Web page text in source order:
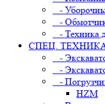
-
-
- Техника
СПЕЦ.
-
-
-
HZM